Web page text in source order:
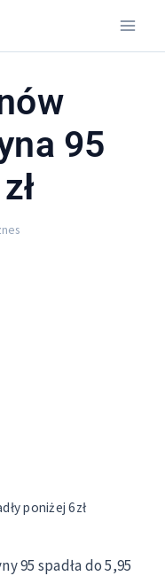
95
poniżej 6zł
95 spadła do 5,95